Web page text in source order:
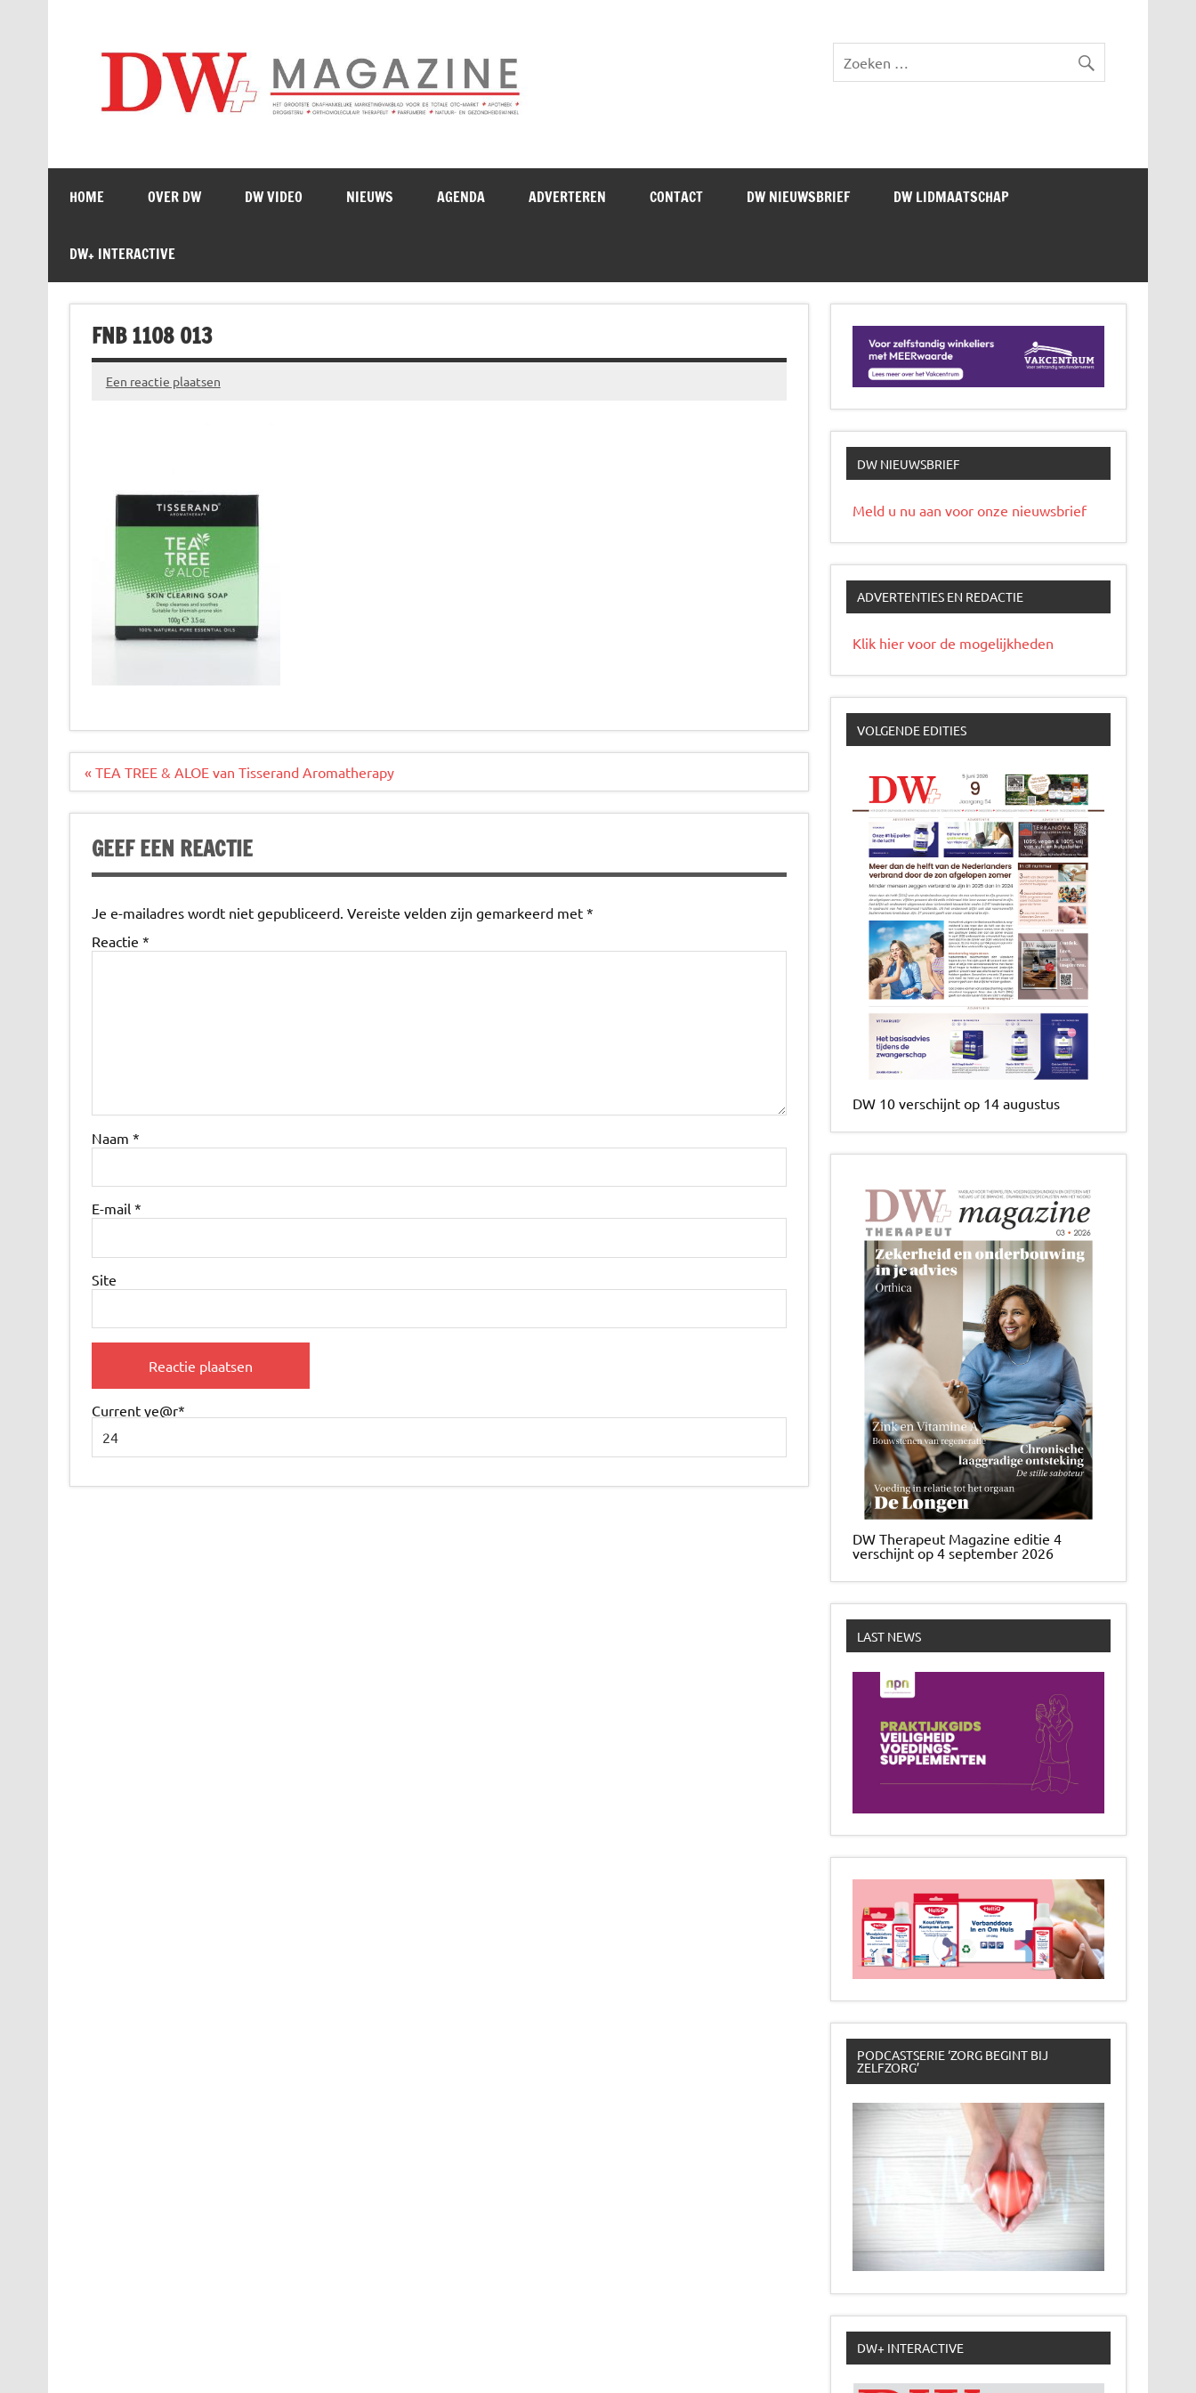
Drogistenweekblad DW Magazine
HOME OVER DW DW VIDEO NIEUWS AGENDA ADVERTEREN CONTACT DW NIEUWSBRIEF DW LIDMAATSCHAP
DW+ INTERACTIVE
FNB 1108 013
Een reactie plaatsen
Bericht
« TEA TREE & ALOE van Tisserand Aromatherapy
GEEF EEN REACTIE
Je e-mailadres wordt niet gepubliceerd. Vereiste velden zijn gemarkeerd met *
Reactie *
Naam *
E-mail *
Site
Current ye@r*
DW NIEUWSBRIEF
Meld u nu aan voor onze nieuwsbrief
ADVERTENTIES EN REDACTIE
Klik hier voor de mogelijkheden
VOLGENDE EDITIES
DW 10 verschijnt op 14 augustus
DW Therapeut Magazine editie 4
verschijnt op 4 september 2026
LAST NEWS
PODCASTSERIE ‘ZORG BEGINT BIJ
ZELFZORG’
DW+ INTERACTIVE